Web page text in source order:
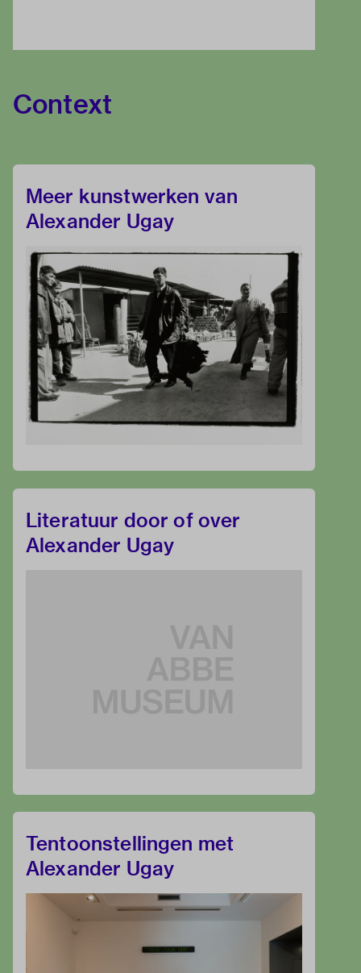
Context
Meer kunstwerken van
Alexander Ugay
Literatuur door of over
Alexander Ugay
Tentoonstellingen met
Alexander Ugay